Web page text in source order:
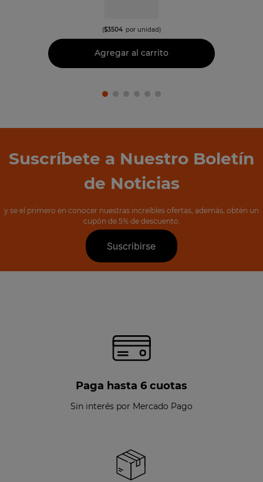
($3504 por unidad)
Agregar al carrito
Suscríbete a Nuestro Boletín
de Noticias
y se el primero en conocer nuestras increíbles ofertas, además, obtén un
cupón de 5% de descuento.
Suscribirse
Paga hasta 6 cuotas
Sin interés por Mercado Pago